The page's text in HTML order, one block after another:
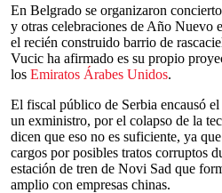
En Belgrado se organizaron
y otras celebraciones de Año Nuevo
el recién construido barrio de
Vucic ha afirmado es su propio
los Emiratos Árabes Unidos.
El fiscal público de Serbia encausó
un exministro, por el colapso de la
dicen que eso no es suficiente, ya
cargos por posibles tratos corruptos
estación de tren de Novi Sad que
amplio con empresas chinas.